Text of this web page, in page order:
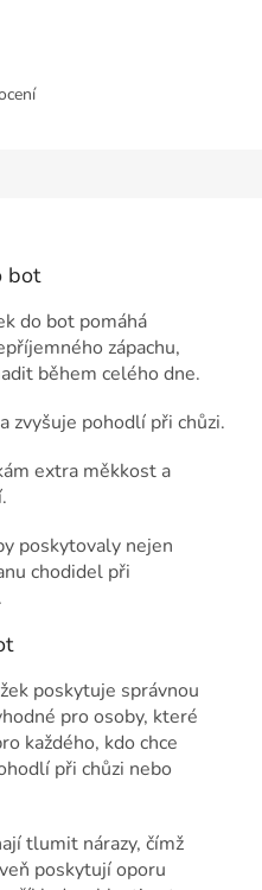
bot
do bot pomáhá
zápachu,
během celého dne.
zvyšuje pohodlí při chůzi.
extra měkkost a
poskytovaly nejen
chodidel při
poskytuje správnou
pro osoby, které
každého, kdo chce
při chůzi nebo
tlumit nárazy, čímž
poskytují oporu